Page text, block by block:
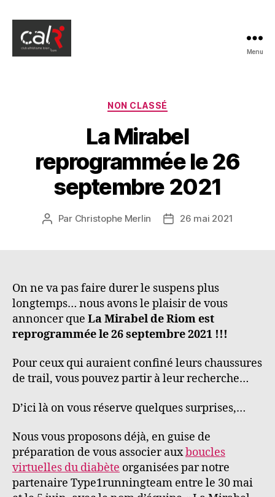
Menu
Catégories
NON CLASSÉ
La Mirabel
reprogrammée le 26
septembre 2021
Auteur
Par Christophe Merlin
Date26 mai 2021
On ne va pas faire durer le suspens plus
longtemps… nous avons le plaisir de vous
annoncer que La Mirabel de Riom est
reprogrammée le 26 septembre 2021 !!!
Pour ceux qui auraient confiné leurs chaussures
de trail, vous pouvez partir à leur recherche…
D’ici là on vous réserve quelques surprises,…
Nous vous proposons déjà, en guise de
préparation de vous associer auxboucles
virtuelles du diabète organisées par notre
partenaire Type1runningteam entre le 30 mai